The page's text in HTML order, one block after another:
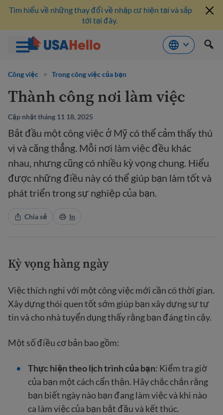
qua
dung
Tìm hiểu về những thay đổi về nhập cư hiện tại và sắp
tới tại đây.
Công việc > Trong công việc của bạn
Thành công nơi làm việc
Cập nhật tháng 11 18, 2025
Bắt đầu một công việc ở Mỹ có thể cảm thấy thú
vị và căng thẳng. Mỗi nơi làm việc đều khác
nhau, nhưng cũng có nhiều kỳ vọng chung. Hiểu
được những điều này có thể giúp bạn làm tốt và
phát triển trong sự nghiệp của bạn.
Chia sẻ In
Kỳ vọng hàng ngày
Việc thích nghi với một công việc mới cần có thời gian.
Xây dựng thói quen tốt sớm giúp bạn xây dựng sự tự
tin và cho nhà tuyển dụng thấy rằng bạn đáng tin cậy.
Một số điều cơ bản bao gồm:
Thực hiện theo lịch trình của bạn: Kiểm tra giờ
của bạn một cách cẩn thận. Hãy chắc chắn rằng
bạn biết ngày nào bạn đang làm việc và khi nào
ca làm việc của bạn bắt đầu và kết thúc.